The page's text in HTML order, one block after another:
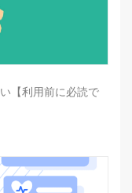
【利用前に必読で